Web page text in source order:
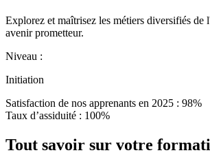
Explorez et maîtrisez les métiers diversifiés
avenir prometteur.
Niveau :
Initiation
Satisfaction de nos apprenants en 2025 : 98%
Taux d’assiduité : 100%
Tout savoir sur votre